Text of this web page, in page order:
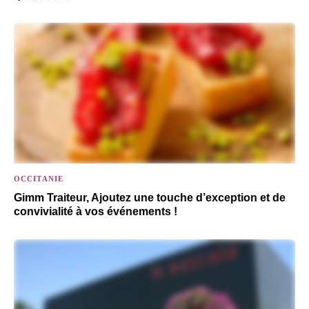
OCCITANIE
Gimm Traiteur, Ajoutez une touche d’exception et de
convivialité à vos événements !